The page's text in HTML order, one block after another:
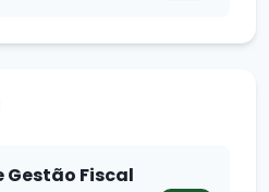
Gestão Fiscal